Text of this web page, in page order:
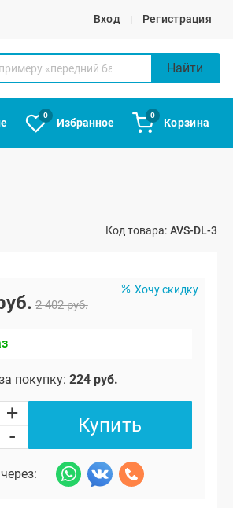
Вход Регистрация
Найти
0
Избранное
0
Корзина
Код товара: AVS-DL-3
Хочу скидку
2 402 руб.
покупку: 224 руб.
+
-
Купить